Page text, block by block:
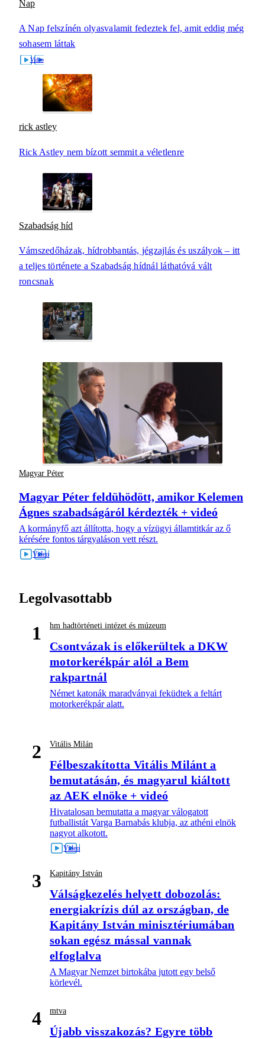
Nap
A Nap felszínén olyasvalamit fedeztek fel, amit eddig még
sohasem láttak
rick astley
Rick Astley nem bízott semmit a véletlenre
Szabadság híd
Vámszedőházak, hídrobbantás, jégzajlás és uszályok – itt
a teljes története a Szabadság hídnál láthatóvá vált
roncsnak
Magyar Péter
Magyar Péter feldühödött, amikor Kelemen
Ágnes szabadságáról kérdezték + videó
A kormányfő azt állította, hogy a vízügyi államtitkár az ő
kérésére fontos tárgyaláson vett részt.
Legolvasottabb
1 hm hadtörténeti intézet és múzeum
Csontvázak is előkerültek a DKW
motorkerékpár alól a Bem
rakpartnál
Német katonák maradványai feküdtek a feltárt
motorkerékpár alatt.
2 Vitális Milán
Félbeszakította Vitális Milánt a
bemutatásán, és magyarul kiáltott
az AEK elnöke + videó
Hivatalosan bemutatta a magyar válogatott
futballistát Varga Barnabás klubja, az athéni elnök
nagyot alkotott.
3 Kapitány István
Válságkezelés helyett dobozolás:
energiakrízis dúl az országban, de
Kapitány István minisztériumában
sokan egész mással vannak
elfoglalva
A Magyar Nemzet birtokába jutott egy belső
körlevél.
4 mtva
Újabb visszakozás? Egyre több